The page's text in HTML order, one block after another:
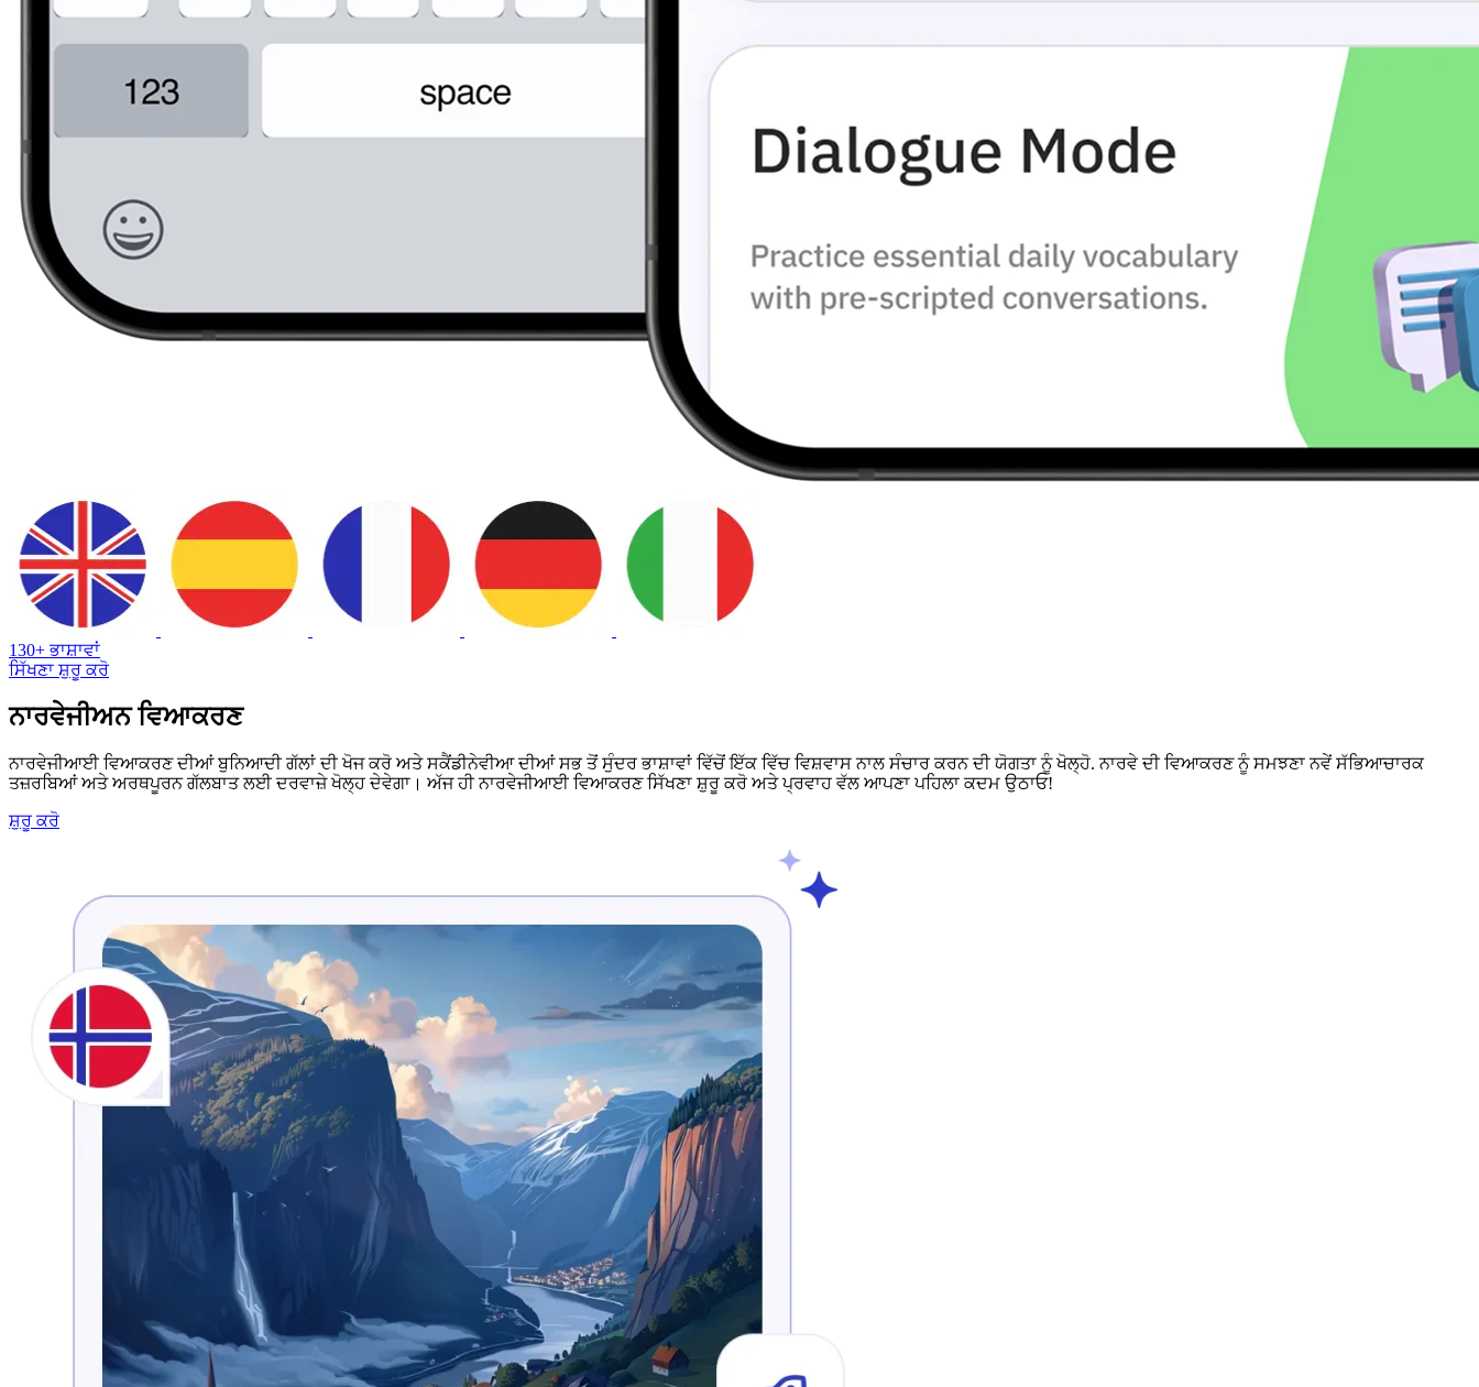
130+ ਭਾਸ਼ਾਵਾਂ
ਸਿੱਖਣਾ ਸ਼ੁਰੂ ਕਰੋ
ਨਾਰਵੇਜੀਅਨ ਵਿਆਕਰਣ
ਨਾਰਵੇਜੀਆਈ ਵਿਆਕਰਣ ਦੀਆਂ ਬੁਨਿਆਦੀ ਗੱਲਾਂ ਦੀ ਖੋਜ ਕਰੋ ਅਤੇ ਸਕੈਂਡੀਨੇਵੀਆ ਦੀਆਂ ਸਭ ਤੋਂ ਸੁੰਦਰ ਭਾਸ਼ਾਵਾਂ ਵਿੱਚੋਂ ਇੱਕ ਵਿੱਚ ਵਿਸ਼ਵਾਸ ਨਾਲ ਸੰਚਾਰ ਕਰਨ ਦੀ ਯੋਗਤਾ ਨੂੰ ਖੋਲ੍ਹੋ. ਨਾਰਵੇ ਦੀ ਵਿਆਕਰਣ ਨੂੰ ਸਮਝਣਾ ਨਵੇਂ ਸੱਭਿਆਚਾਰਕ
ਤਜ਼ਰਬਿਆਂ ਅਤੇ ਅਰਥਪੂਰਨ ਗੱਲਬਾਤ ਲਈ ਦਰਵਾਜ਼ੇ ਖੋਲ੍ਹ ਦੇਵੇਗਾ। ਅੱਜ ਹੀ ਨਾਰਵੇਜੀਆਈ ਵਿਆਕਰਣ ਸਿੱਖਣਾ ਸ਼ੁਰੂ ਕਰੋ ਅਤੇ ਪ੍ਰਵਾਹ ਵੱਲ ਆਪਣਾ ਪਹਿਲਾ ਕਦਮ ਉਠਾਓ!
ਸ਼ੁਰੂ ਕਰੋ